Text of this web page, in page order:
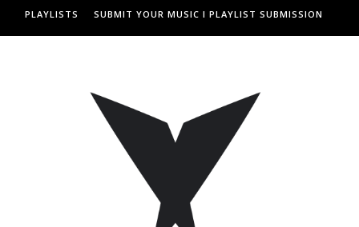
PLAYLISTS SUBMIT YOUR MUSIC I PLAYLIST SUBMISSION